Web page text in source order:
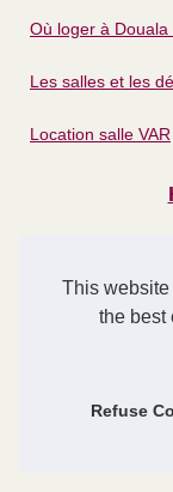
This
the best
Refuse
Où loger à Douala
Les salles et les
Location salle VAR
Vacances au
Séjour à grimaud
Vacances à saint-